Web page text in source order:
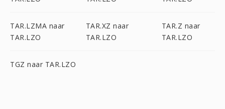
TAR.LZMA naar
TAR.LZO
TAR.XZ naar
TAR.LZO
TAR.Z naar
TAR.LZO
TGZ naar TAR.LZO